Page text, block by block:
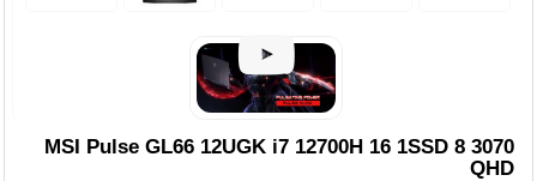
MSI Pulse GL66 12UGK i7 12700H 16 1SSD 8 3070
QHD